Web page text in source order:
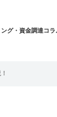
グ・資金調達コラ